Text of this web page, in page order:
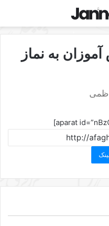
به نماز